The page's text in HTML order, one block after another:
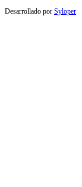
Desarrollado por Syloper